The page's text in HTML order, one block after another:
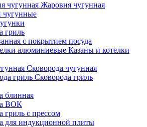
Жаровня чугунная
чугунные
гриль
с покрытием посуда
Казаны и котелки
Сковорода чугунная
Сковорода гриль
блинная
ВОК
гриль с прессом
для индукционной плиты